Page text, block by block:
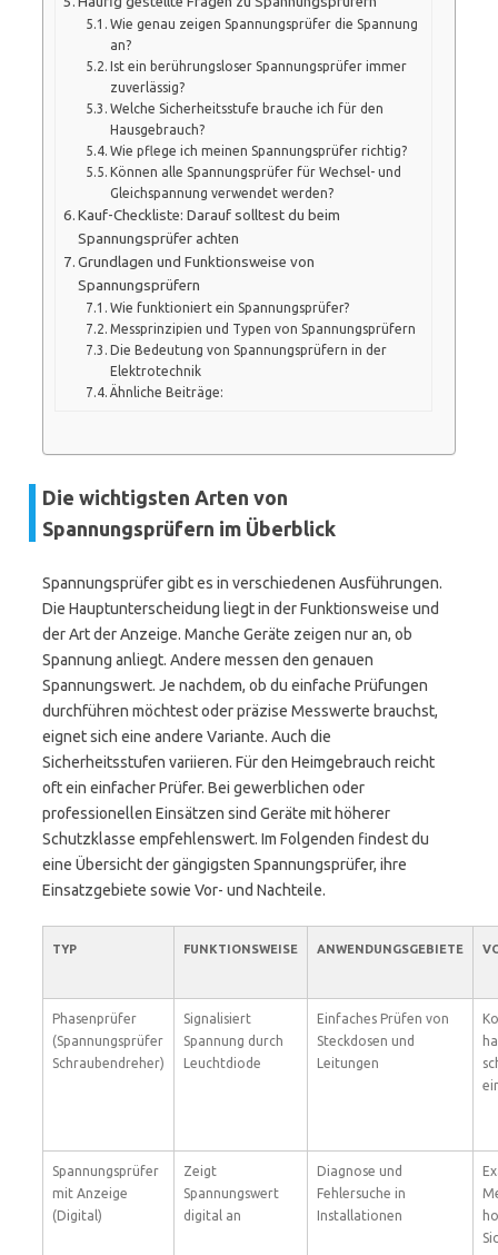
Wie genau zeigen Spannungsprüfer die Spannung
an?
Ist ein berührungsloser Spannungsprüfer immer
zuverlässig?
Welche Sicherheitsstufe brauche ich für den
Hausgebrauch?
Wie pflege ich meinen Spannungsprüfer richtig?
Können alle Spannungsprüfer für Wechsel- und
Gleichspannung verwendet werden?
Kauf-Checkliste: Darauf solltest du beim
Spannungsprüfer achten
Grundlagen und Funktionsweise von
Spannungsprüfern
Wie funktioniert ein Spannungsprüfer?
Messprinzipien und Typen von Spannungsprüfern
Die Bedeutung von Spannungsprüfern in der
Elektrotechnik
Ähnliche Beiträge:
Die wichtigsten Arten von
Spannungsprüfern im Überblick
Spannungsprüfer gibt es in verschiedenen Ausführungen.
Die Hauptunterscheidung liegt in der Funktionsweise und
der Art der Anzeige. Manche Geräte zeigen nur an, ob
Spannung anliegt. Andere messen den genauen
Spannungswert. Je nachdem, ob du einfache Prüfungen
durchführen möchtest oder präzise Messwerte brauchst,
eignet sich eine andere Variante. Auch die
Sicherheitsstufen variieren. Für den Heimgebrauch reicht
oft ein einfacher Prüfer. Bei gewerblichen oder
professionellen Einsätzen sind Geräte mit höherer
Schutzklasse empfehlenswert. Im Folgenden findest du
eine Übersicht der gängigsten Spannungsprüfer, ihre
Einsatzgebiete sowie Vor- und Nachteile.
TYP FUNKTIONSWEISE ANWENDUNGSGEBIETE
Phasenprüfer
(Spannungsprüfer
Schraubendreher)
Signalisiert
Spannung durch
Leuchtdiode
Einfaches Prüfen von
Steckdosen und
Leitungen
Spannungsprüfer
mit Anzeige
(Digital)
Zeigt
Spannungswert
digital an
Diagnose und
Fehlersuche in
Installationen